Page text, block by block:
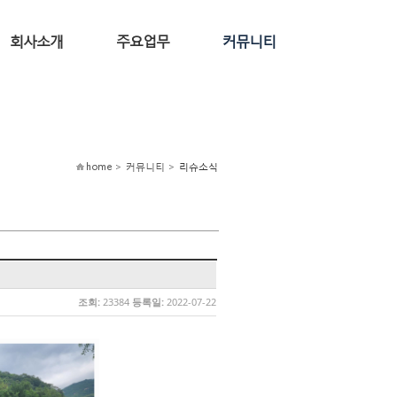
회사소개 주요업무 커뮤니티
home > 커뮤니티 > 리슈소식
조회: 23384 등록일: 2022-07-22